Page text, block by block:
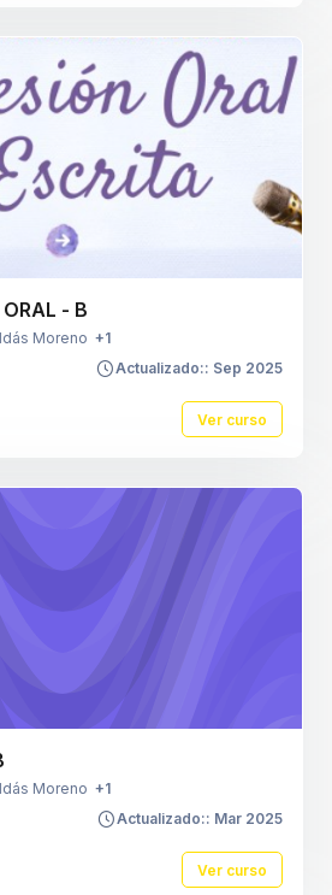
- B
Moreno +1
Actualizado:: Sep 2025
Ver curso
Moreno +1
Actualizado:: Mar 2025
Ver curso